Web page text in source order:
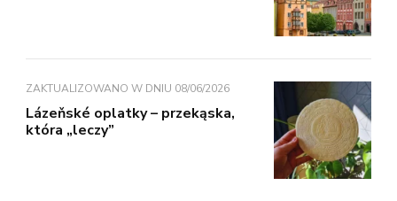
ZAKTUALIZOWANO W DNIU 08/06/2026
Lázeňské oplatky – przekąska,
która „leczy”